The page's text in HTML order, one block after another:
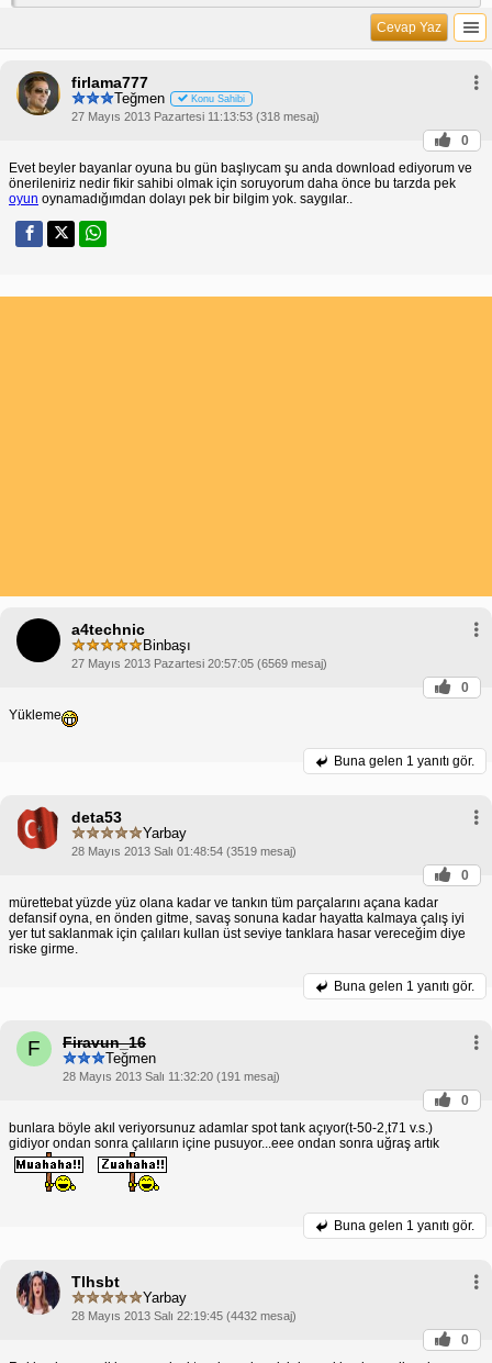
Cevap Yaz
firlama777
Teğmen Konu Sahibi
27 Mayıs 2013 Pazartesi 11:13:53 (318 mesaj)
0
Evet beyler bayanlar oyuna bu gün başlıycam şu anda download ediyorum ve
önerileniriz nedir fikir sahibi olmak için soruyorum daha önce bu tarzda pek
oyun oynamadığımdan dolayı pek bir bilgim yok. saygılar..
a4technic
Binbaşı
27 Mayıs 2013 Pazartesi 20:57:05 (6569 mesaj)
0
Yükleme
Buna gelen 1 yanıtı gör.
deta53
Yarbay
28 Mayıs 2013 Salı 01:48:54 (3519 mesaj)
0
mürettebat yüzde yüz olana kadar ve tankın tüm parçalarını açana kadar
defansif oyna, en önden gitme, savaş sonuna kadar hayatta kalmaya çalış iyi
yer tut saklanmak için çalıları kullan üst seviye tanklara hasar vereceğim diye
riske girme.
Buna gelen 1 yanıtı gör.
F Firavun_16
Teğmen
28 Mayıs 2013 Salı 11:32:20 (191 mesaj)
0
bunlara böyle akıl veriyorsunuz adamlar spot tank açıyor(t-50-2,t71 v.s.)
gidiyor ondan sonra çalıların içine pusuyor...eee ondan sonra uğraş artık
Buna gelen 1 yanıtı gör.
Tlhsbt
Yarbay
28 Mayıs 2013 Salı 22:19:45 (4432 mesaj)
0